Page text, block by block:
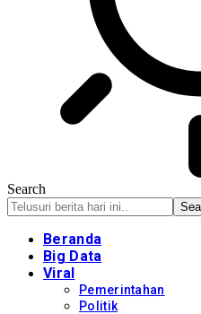
Search
Beranda
Big Data
Viral
Pemerintahan
Politik